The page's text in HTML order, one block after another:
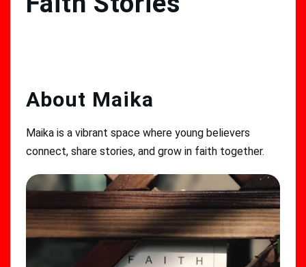
About Maika
Maika is a vibrant space where young believers
connect, share stories, and grow in faith together.